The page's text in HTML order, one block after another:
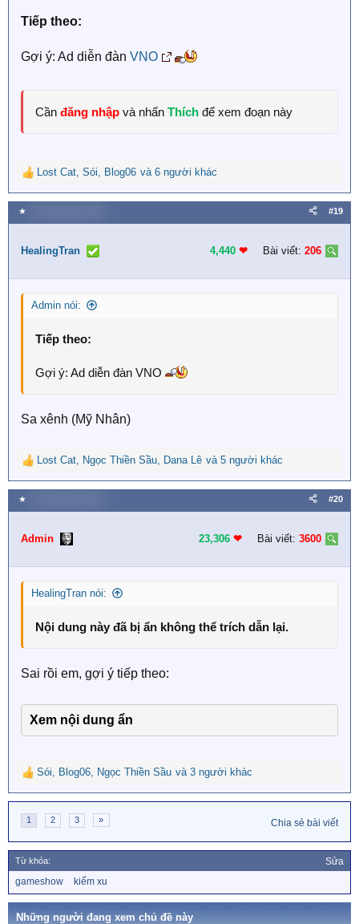
:Tiếp theo:
Gợi ý: Ad diễn đàn VNO
Cần đăng nhập và nhấn Thích để xem đoạn này
R
e
a
c
i
n
s
Lost Cat, Sói, Blog06 và 6 người khác
★ #19
HealingTran 4,440 ❤︎ Bài viết: 206
Admin nói:
Tiếp theo:
Gợi ý: Ad diễn đàn VNO
Sa xênh (Mỹ Nhân)
R
e
a
c
i
n
s
Lost Cat, Ngọc Thiền Sầu, Dana Lê và 5 người khác
★ #20
Admin 23,306 ❤︎ Bài viết: 3600
HealingTran nói:
Nội dung này đã bị ẩn không thể trích dẫn lại.
Sai rồi em, gợi ý tiếp theo:
Xem nội dung ẩn
R
e
i
o
n
s
Sói, Blog06, Ngọc Thiền Sầu và 3 người khác
1 2 3 » Chia sẻ bài viết
Từ khóa: Sửa
ừ
k
gameshow kiếm xu
Những người đang xem chủ đề này